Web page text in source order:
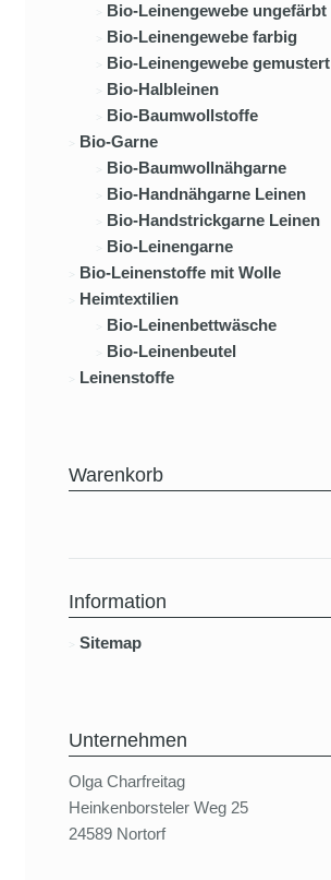
Bio-Leinengewebe ungefärbt
Bio-Leinengewebe farbig
Bio-Leinengewebe gemustert
Bio-Halbleinen
Bio-Baumwollstoffe
Bio-Garne
Bio-Baumwollnähgarne
Bio-Handnähgarne Leinen
Bio-Handstrickgarne Leinen
Bio-Leinengarne
Bio-Leinenstoffe mit Wolle
Heimtextilien
Bio-Leinenbettwäsche
Bio-Leinenbeutel
Leinenstoffe
Warenkorb
Information
Sitemap
Unternehmen
Olga Charfreitag
Heinkenborsteler Weg 25
24589 Nortorf